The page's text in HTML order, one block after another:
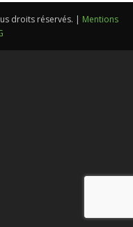
droits réservés. | Mentions